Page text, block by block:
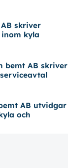
skriver
kyla
bemt AB skriver
AB utvidgar
och